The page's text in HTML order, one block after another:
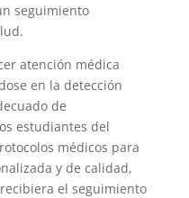
seguimiento
atención médica
en la detección
de
estudiantes del
médicos para
y de calidad,
el seguimiento